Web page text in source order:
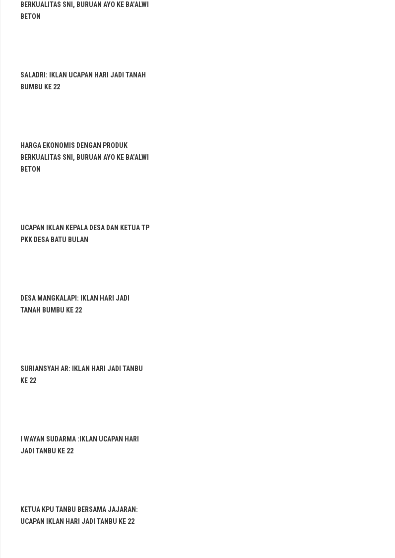
BERKUALITAS SNI, BURUAN AYO KE BA’ALWI
BETON
SALADRI: IKLAN UCAPAN HARI JADI TANAH
BUMBU KE 22
HARGA EKONOMIS DENGAN PRODUK
BERKUALITAS SNI, BURUAN AYO KE BA’ALWI
BETON
UCAPAN IKLAN KEPALA DESA DAN KETUA TP
PKK DESA BATU BULAN
DESA MANGKALAPI: IKLAN HARI JADI
TANAH BUMBU KE 22
SURIANSYAH AR: IKLAN HARI JADI TANBU
KE 22
I WAYAN SUDARMA :IKLAN UCAPAN HARI
JADI TANBU KE 22
KETUA KPU TANBU BERSAMA JAJARAN:
UCAPAN IKLAN HARI JADI TANBU KE 22